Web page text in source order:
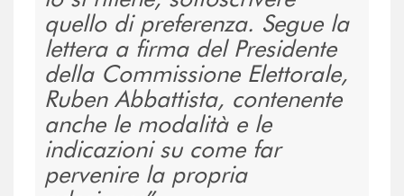
quello di preferenza. Segue la
lettera a firma del Presidente
della Commissione Elettorale,
Ruben Abbattista, contenente
anche le modalità e le
indicazioni su come far
pervenire la propria